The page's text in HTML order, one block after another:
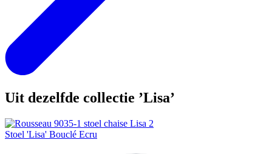
Uit dezelfde collectie ’Lisa’
Stoel 'Lisa' Bouclé Ecru